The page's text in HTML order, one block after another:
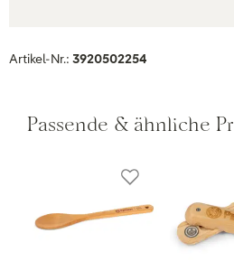
Artikel-Nr.: 3920502254
Passende & ähnliche